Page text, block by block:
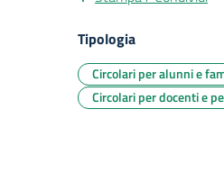
Tipologia
Circolari per alunni e
Circolari per docenti e